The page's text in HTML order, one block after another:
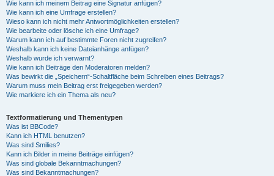
Wie kann ich meinem Beitrag eine Signatur anfügen?
Wie kann ich eine Umfrage erstellen?
Wieso kann ich nicht mehr Antwortmöglichkeiten erstellen?
Wie bearbeite oder lösche ich eine Umfrage?
Warum kann ich auf bestimmte Foren nicht zugreifen?
Weshalb kann ich keine Dateianhänge anfügen?
Weshalb wurde ich verwarnt?
Wie kann ich Beiträge den Moderatoren melden?
Was bewirkt die „Speichern“-Schaltfläche beim Schreiben eines Beitrags?
Warum muss mein Beitrag erst freigegeben werden?
Wie markiere ich ein Thema als neu?
Textformatierung und Thementypen
Was ist BBCode?
Kann ich HTML benutzen?
Was sind Smilies?
Kann ich Bilder in meine Beiträge einfügen?
Was sind globale Bekanntmachungen?
Was sind Bekanntmachungen?